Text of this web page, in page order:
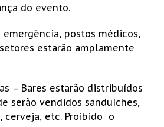
do evento.
emergência, postos médicos,
estarão amplamente
– Bares estarão distribuídos
serão vendidos sanduíches,
cerveja, etc. Proibido o